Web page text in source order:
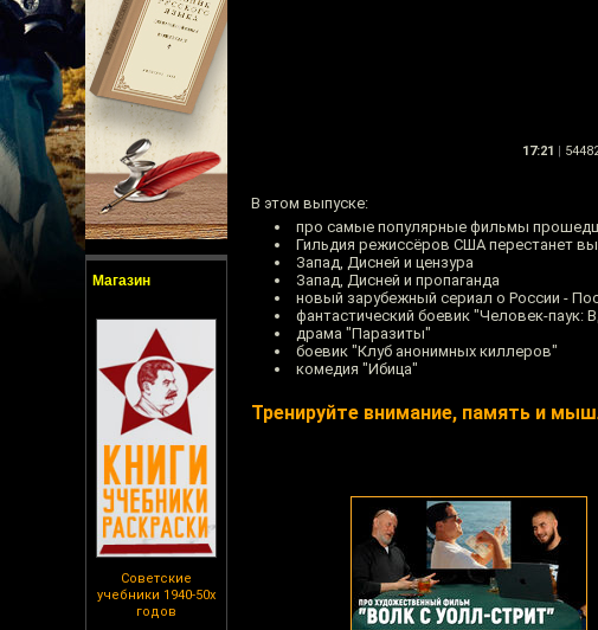
Магазин
Советские
учебники 1940-50х
годов
17:21 |
В этом выпуске:
про самые популярные фильмы
Гильдия режиссёров США перестанет
Запад, Дисней и цензура
Запад, Дисней и пропаганда
новый зарубежный сериал о России -
фантастический боевик "Человек-паук:
драма "Паразиты"
боевик "Клуб анонимных киллеров"
комедия "Ибица"
Тренируйте внимание, память и